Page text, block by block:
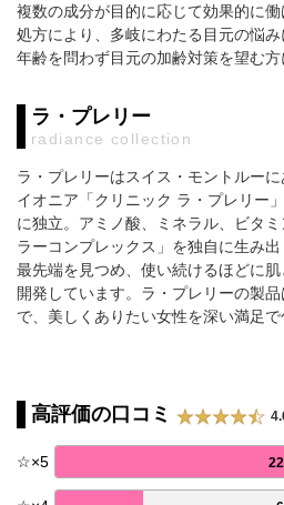
複数の成分が目的に応じて効果的に
処方により、多岐にわたる目元の悩み
年齢を問わず目元の加齢対策を望む方
ラ・プレリー
radiance collection
ラ・プレリーはスイス・モントルー
イオニア「クリニック ラ・プレリー
に独立。アミノ酸、ミネラル、ビタ
ラーコンプレックス」を独自に生み
最先端を見つめ、使い続けるほどに
開発しています。ラ・プレリーの製
で、美しくありたい女性を深い満足で
高評価の口コミ
☆×5